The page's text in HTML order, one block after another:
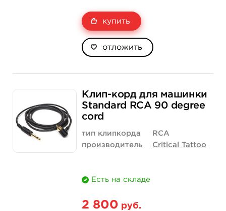
купить
отложить
Клип-корд для машинки
Standard RCA 90 degree
cord
тип клипкорда
RCA
производитель
Critical Tattoo
Есть на складе
2 800 руб.